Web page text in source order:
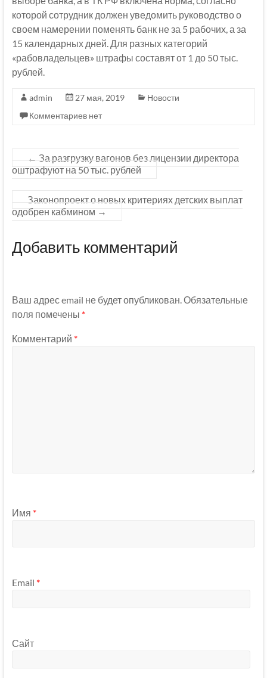
которой сотрудник должен уведомить руководство о
своем намерении поменять банк не за 5 рабочих, а за
15 календарных дней. Для разных категорий
«рабовладельцев» штрафы составят от 1 до 50 тыс.
рублей.
admin 27 мая, 2019
Новости
Комментариев нет
← За разгрузку вагонов без лицензии директора
оштрафуют на 50 тыс. рублей
Законопроект о новых критериях детских выплат
одобрен кабмином →
Добавить комментарий
Ваш адрес email не будет опубликован. Обязательные
поля помечены *
Комментарий *
Имя *
Email *
Сайт